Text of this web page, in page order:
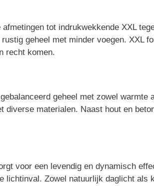
tot indrukwekkende XXL
geheel met minder voegen. XXL
recht komen.
geheel met zowel warmte
materialen. Naast hout en
voor een levendig en dynamisch
Zowel natuurlijk daglicht als